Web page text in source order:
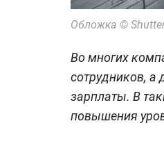
Обложка ©
Во многих
сотрудников, а
зарплаты. В
повышения